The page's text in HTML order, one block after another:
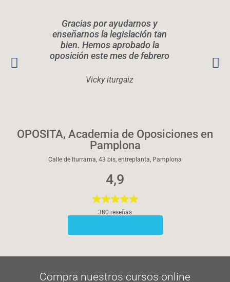
Gracias por ayudarnos y
enseñarnos la legislación tan
bien. Hemos aprobado la
oposición este mes de febrero
Vicky iturgaiz
OPOSITA, Academia de Oposiciones en
Pamplona
Calle de Iturrama, 43 bis, entreplanta, Pamplona
4,9
380 reseñas
Compra nuestros cursos online